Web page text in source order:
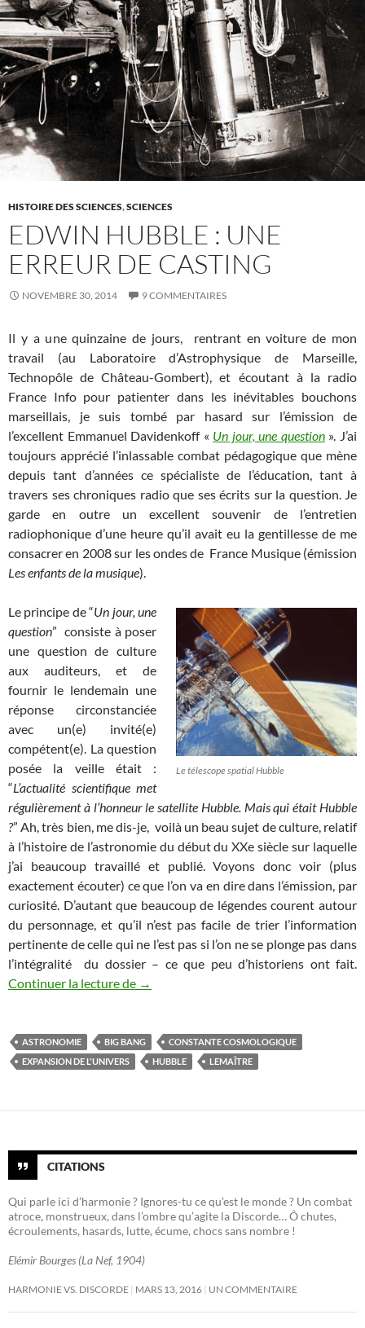
HISTOIRE DES SCIENCES,SCIENCES
EDWIN HUBBLE : UNE
ERREUR DE CASTING
NOVEMBRE 30, 2014 9 COMMENTAIRES
Il y a une quinzaine de jours, rentrant en voiture de mon
travail (au Laboratoire d’Astrophysique de Marseille,
Technopôle de Château-Gombert), et écoutant à la radio
France Info pour patienter dans les inévitables bouchons
marseillais, je suis tombé par hasard sur l’émission de
l’excellent Emmanuel Davidenkoff « Un jour, une question». J’ai
toujours apprécié l’inlassable combat pédagogique que mène
depuis tant d’années ce spécialiste de l’éducation, tant à
travers ses chroniques radio que ses écrits sur la question. Je
garde en outre un excellent souvenir de l’entretien
radiophonique d’une heure qu’il avait eu la gentillesse de me
consacrer en 2008 sur les ondes de France Musique (émission
Les enfants de la musique).
Le télescope spatial Hubble
Le principe de “Un jour, une
question” consiste à poser
une question de culture
aux auditeurs, et de
fournir le lendemain une
réponse circonstanciée
avec un(e) invité(e)
compétent(e). La question
posée la veille était :
“L’actualité scientifique met
régulièrement à l’honneur le satellite Hubble. Mais qui était Hubble
?” Ah, très bien, me dis-je, voilà un beau sujet de culture, relatif
à l’histoire de l’astronomie du début du XXe siècle sur laquelle
j’ai beaucoup travaillé et publié. Voyons donc voir (plus
exactement écouter) ce que l’on va en dire dans l’émission, par
curiosité. D’autant que beaucoup de légendes courent autour
du personnage, et qu’il n’est pas facile de trier l’information
pertinente de celle qui ne l’est pas si l’on ne se plonge pas dans
l’intégralité du dossier – ce que peu d’historiens ont fait.
Continuer la lecture de Edwin Hubble : une erreur de casting
→
ASTRONOMIE BIG BANG
CONSTANTE COSMOLOGIQUE
EXPANSION DE L'UNIVERS
HUBBLE LEMAÎTRE
CITATIONS
Qui parle ici d’harmonie ? Ignores-tu ce qu’est le monde ? Un combat
atroce, monstrueux, dans l’ombre qu’agite la Discorde… Ô chutes,
écroulements, hasards, lutte, écume, chocs sans nombre !
Elémir Bourges (La Nef, 1904)
HARMONIE VS. DISCORDE MARS 13, 2016 UN COMMENTAIRE